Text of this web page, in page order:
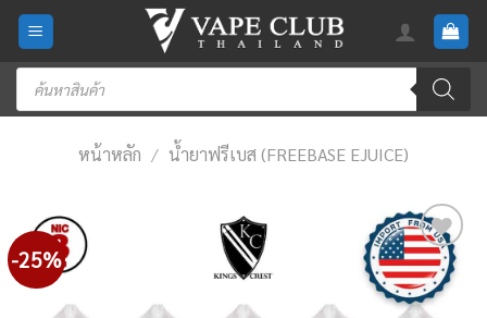
Skip
content
Products
search
หน้าหลัก / น้ำยาฟรีเบส (FREEBASE EJUICE)
-25%
Add
to
wishlist